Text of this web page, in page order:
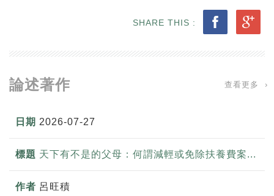
SHARE THIS :
論述著作 查看更多 ›
2026-07-27
天下有不是的父母：何謂減輕或免除扶養費案...
呂旺積